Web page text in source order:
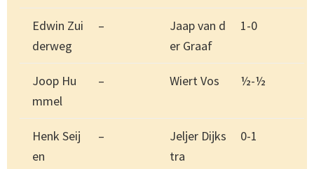
Edwin Zui
derweg
–
Jaap van d
er Graaf
1-0
Joop Hu
mmel
– Wiert Vos ½-½
Henk Seij
en
–
Jeljer Dijks
tra
0-1